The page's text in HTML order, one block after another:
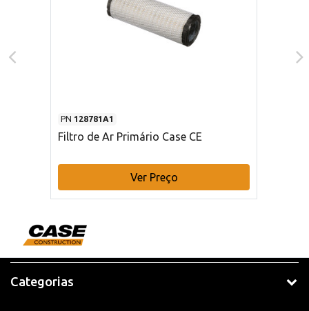
PN 128781A1
Filtro de Ar Primário Case CE
Ver Preço
Categorias